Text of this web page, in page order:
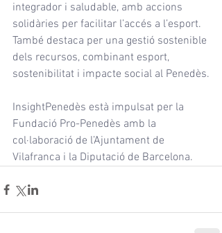
integrador i saludable, amb accions
solidàries per facilitar l’accés a l’esport.
També destaca per una gestió sostenible
dels recursos, combinant esport,
sostenibilitat i impacte social al Penedès.
InsightPenedès està impulsat per la
Fundació Pro-Penedès amb la
col·laboració de l’Ajuntament de
Vilafranca i la Diputació de Barcelona.